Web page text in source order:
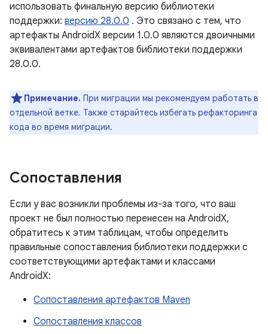
использовать финальную версию библиотеки
поддержки: версию 28.0.0 . Это связано с тем, что
артефакты AndroidX версии 1.0.0 являются двоичными
эквивалентами артефактов библиотеки поддержки
28.0.0.
Примечание. При миграции мы рекомендуем работать в
отдельной ветке. Также старайтесь избегать рефакторинга
кода во время миграции.
Сопоставления
Если у вас возникли проблемы из-за того, что ваш
проект не был полностью перенесен на AndroidX,
обратитесь к этим таблицам, чтобы определить
правильные сопоставления библиотеки поддержки с
соответствующими артефактами и классами
AndroidX:
Сопоставления артефактов Maven
Сопоставления классов